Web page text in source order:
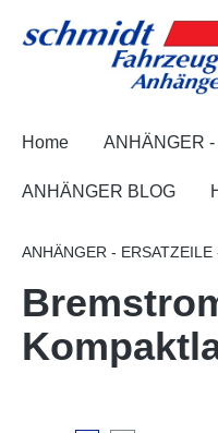
Zur
Home ANHÄNGER -
ANHÄNGER BLOG
ANHÄNGER - ERSATZEILE